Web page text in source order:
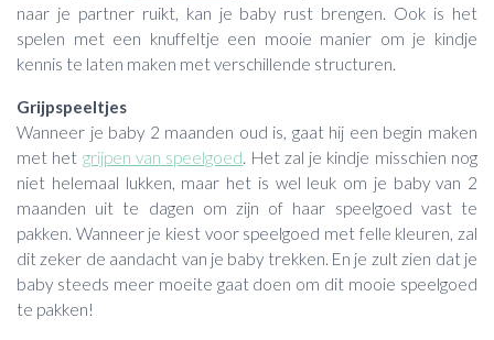
naar je partner ruikt, kan je baby rust brengen. Ook is het
spelen met een knuffeltje een mooie manier om je kindje
kennis te laten maken met verschillende structuren.
Grijpspeeltjes
Wanneer je baby 2 maanden oud is, gaat hij een begin maken
met het grijpen van speelgoed. Het zal je kindje misschien nog
niet helemaal lukken, maar het is wel leuk om je baby van 2
maanden uit te dagen om zijn of haar speelgoed vast te
pakken. Wanneer je kiest voor speelgoed met felle kleuren, zal
dit zeker de aandacht van je baby trekken. En je zult zien dat je
baby steeds meer moeite gaat doen om dit mooie speelgoed
te pakken!